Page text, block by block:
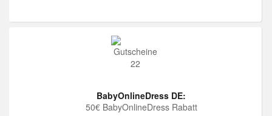
BabyOnlineDress DE:
50€ BabyOnlineDress Rabatt